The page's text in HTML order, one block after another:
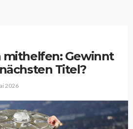
mithelfen: Gewinnt
Titel?
2026